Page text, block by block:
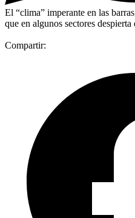
El “clima” imperante en las
que en algunos sectores
Compartir: